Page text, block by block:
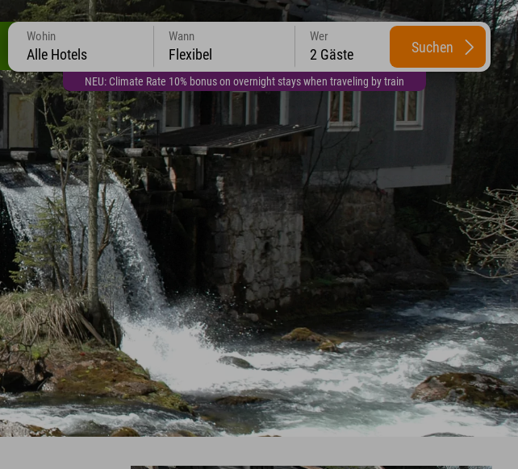
NEU: Climate Rate 10% bonus on overnight stays when traveling by train
Wohin
Alle Hotels
Wann
Flexibel
Wer
2 Gäste Suchen